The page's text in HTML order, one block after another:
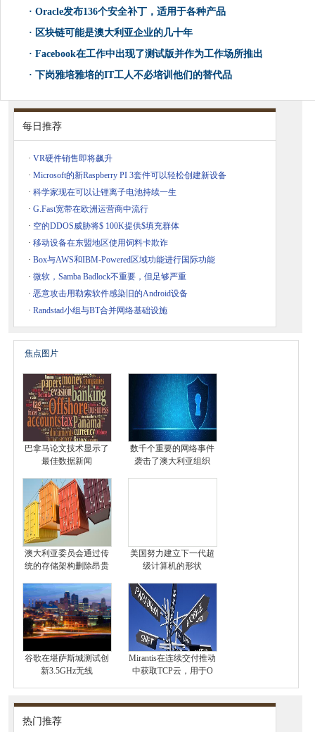
· Oracle发布136个安全补丁，适用于各种产品
· 区块链可能是澳大利亚企业的几十年
· Facebook在工作中出现了测试版并作为工作场所推出
· 下岗雅培雅培的IT工人不必培训他们的替代品
每日推荐
· VR硬件销售即将飙升
· Microsoft的新Raspberry PI 3套件可以轻松创建新设备
· 科学家现在可以让锂离子电池持续一生
· G.Fast宽带在欧洲运营商中流行
· 空的DDOS威胁将$ 100K提供$填充群体
· 移动设备在东盟地区使用饲料卡欺诈
· Box与AWS和IBM-Powered区域功能进行国际功能
· 微软，Samba Badlock不重要，但足够严重
· 恶意攻击用勒索软件感染旧的Android设备
· Randstad小组与BT合并网络基础设施
焦点图片
巴拿马论文技术显示了
最佳数据新闻
数千个重要的网络事件
袭击了澳大利亚组织
澳大利亚委员会通过传
统的存储架构删除昂贵
美国努力建立下一代超
级计算机的形状
谷歌在堪萨斯城测试创
新3.5GHz无线
Mirantis在连续交付推动
中获取TCP云，用于O
热门推荐